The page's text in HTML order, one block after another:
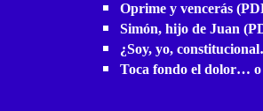
Oprime y vencerás (
Simón, hijo de Juan (
¿Soy, yo,
Toca fondo el dolor…